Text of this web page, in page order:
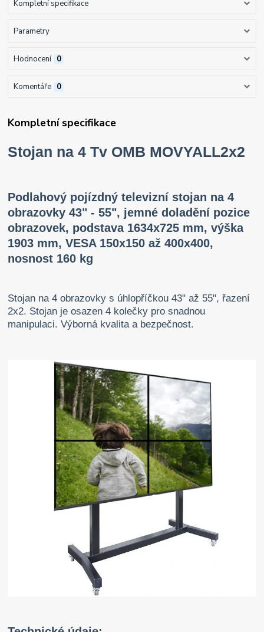
Kompletní specifikace
Parametry
Hodnocení 0
Komentáře 0
Kompletní specifikace
Stojan na 4 Tv OMB MOVYALL2x2
Podlahový pojízdný televizní stojan na 4
obrazovky 43" - 55", jemné doladění pozice
obrazovek, podstava 1634x725 mm, výška
1903 mm, VESA 150x150 až 400x400,
nosnost 160 kg
Stojan na 4 obrazovky s úhlopříčkou 43" až 55", řazení
2x2. Stojan je osazen 4 kolečky pro snadnou
manipulaci. Výborná kvalita a bezpečnost.